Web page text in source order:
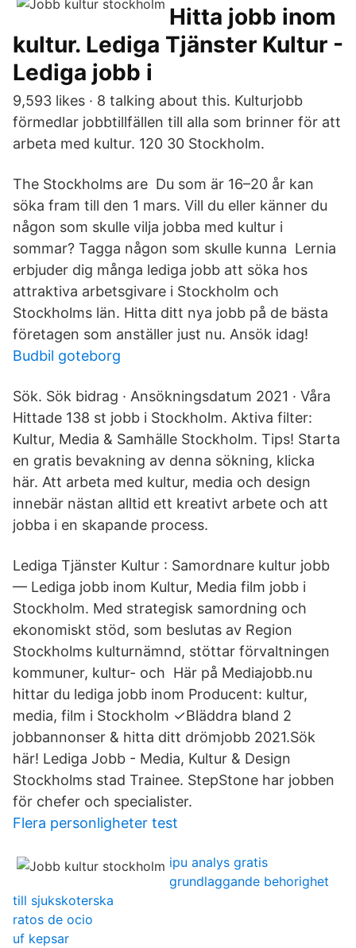
Hitta jobb inom
kultur. Lediga Tjänster Kultur -
Lediga jobb i
9,593 likes · 8 talking about this. Kulturjobb
förmedlar jobbtillfällen till alla som brinner för att
arbeta med kultur. 120 30 Stockholm.
The Stockholms are Du som är 16–20 år kan
söka fram till den 1 mars. Vill du eller känner du
någon som skulle vilja jobba med kultur i
sommar? Tagga någon som skulle kunna Lernia
erbjuder dig många lediga jobb att söka hos
attraktiva arbetsgivare i Stockholm och
Stockholms län. Hitta ditt nya jobb på de bästa
företagen som anställer just nu. Ansök idag!
Budbil goteborg
Sök. Sök bidrag · Ansökningsdatum 2021 · Våra
Hittade 138 st jobb i Stockholm. Aktiva filter:
Kultur, Media & Samhälle Stockholm. Tips! Starta
en gratis bevakning av denna sökning, klicka
här. Att arbeta med kultur, media och design
innebär nästan alltid ett kreativt arbete och att
jobba i en skapande process.
Lediga Tjänster Kultur : Samordnare kultur jobb
— Lediga jobb inom Kultur, Media film jobb i
Stockholm. Med strategisk samordning och
ekonomiskt stöd, som beslutas av Region
Stockholms kulturnämnd, stöttar förvaltningen
kommuner, kultur- och Här på Mediajobb.nu
hittar du lediga jobb inom Producent: kultur,
media, film i Stockholm ✓Bläddra bland 2
jobbannonser & hitta ditt drömjobb 2021.Sök
här! Lediga Jobb - Media, Kultur & Design
Stockholms stad Trainee. StepStone har jobben
för chefer och specialister.
Flera personligheter test
ipu analys gratis
grundlaggande behorighet
till sjukskoterska
ratos de ocio
uf kepsar